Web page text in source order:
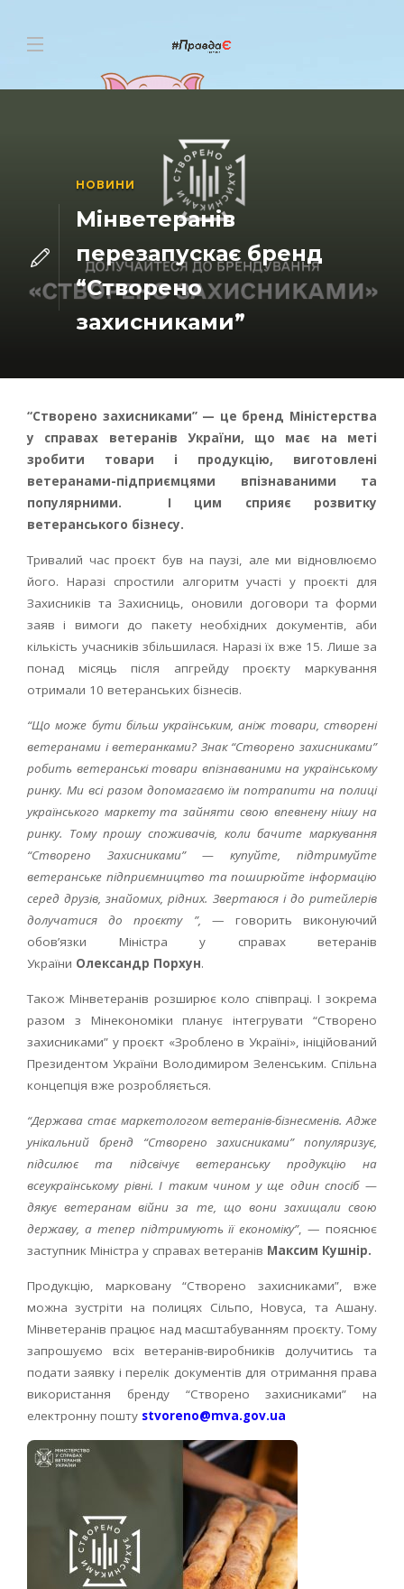
НОВИНИ
Мінветеранів
перезапускає бренд
“Створено
захисниками”
“Створено захисниками” — це бренд Міністерства
у справах ветеранів України, що має на меті
зробити товари і продукцію, виготовлені
ветеранами-підприємцями впізнаваними та
популярними. І цим сприяє розвитку
ветеранського бізнесу.
Тривалий час проєкт був на паузі, але ми відновлюємо
його. Наразі спростили алгоритм участі у проєкті для
Захисників та Захисниць, оновили договори та форми
заяв і вимоги до пакету необхідних документів, аби
кількість учасників збільшилася. Наразі їх вже 15. Лише за
понад місяць після апгрейду проєкту маркування
отримали 10 ветеранських бізнесів.
“Що може бути більш українським, аніж товари, створені
ветеранами і ветеранками? Знак “Створено захисниками”
робить ветеранські товари впізнаваними на українському
ринку. Ми всі разом допомагаємо їм потрапити на полиці
українського маркету та зайняти свою впевнену нішу на
ринку. Тому прошу споживачів, коли бачите маркування
“Створено Захисниками” — купуйте, підтримуйте
ветеранське підприємництво та поширюйте інформацію
серед друзів, знайомих, рідних. Звертаюся і до ритейлерів
долучатися до проєкту ”, — говорить виконуючий
обовʼязки Міністра у справах ветеранів
України Олександр Порхун.
Також Мінветеранів розширює коло співпраці. І зокрема
разом з Мінекономіки планує інтегрувати “Створено
захисниками” у проєкт «Зроблено в Україні», ініційований
Президентом України Володимиром Зеленським. Спільна
концепція вже розробляється.
“Держава стає маркетологом ветеранів-бізнесменів. Адже
унікальний бренд “Створено захисниками” популяризує,
підсилює та підсвічує ветеранську продукцію на
всеукраїнському рівні. І таким чином у ще один спосіб —
дякує ветеранам війни за те, що вони захищали свою
державу, а тепер підтримують її економіку”, — пояснює
заступник Міністра у справах ветеранів Максим Кушнір.
Продукцію, марковану “Створено захисниками”, вже
можна зустріти на полицях Сільпо, Новуса, та Ашану.
Мінветеранів працює над масштабуванням проєкту. Тому
запрошуємо всіх ветеранів-виробників долучитись та
подати заявку і перелік документів для отримання права
використання бренду “Створено захисниками” на
електронну пошту stvoreno@mva.gov.ua